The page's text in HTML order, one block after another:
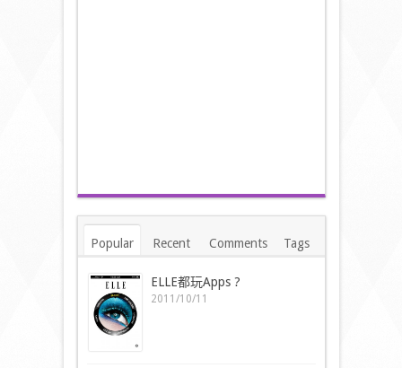
Popular Recent Comments Tags
ELLE都玩Apps ?
2011/10/11